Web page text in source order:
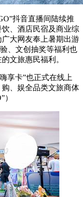
抖音直播间陆续推
、酒店民宿及商业综
大网友奉上暑期出游
、文创抽奖等福利也
文旅惠民福利。
享卡”也正式在线上
、娱全品类文旅商体